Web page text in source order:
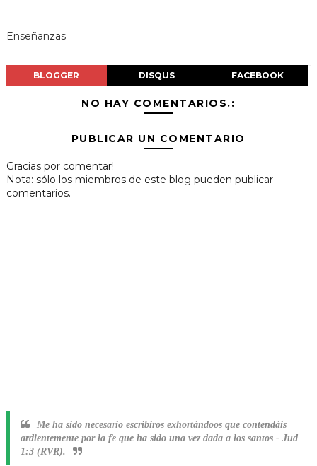
Enseñanzas
BLOGGER DISQUS FACEBOOK
NO HAY COMENTARIOS.:
PUBLICAR UN COMENTARIO
Gracias por comentar!
Nota: sólo los miembros de este blog pueden publicar
comentarios.
Me ha sido necesario escribiros exhortándoos que contendáis
ardientemente por la fe que ha sido una vez dada a los santos - Jud
1:3 (RVR).